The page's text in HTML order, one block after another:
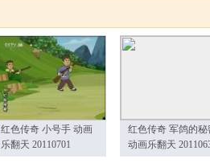
红色传奇 小号手 动画
乐翻天 20110701
红色传奇 军鸽的秘
动画乐翻天